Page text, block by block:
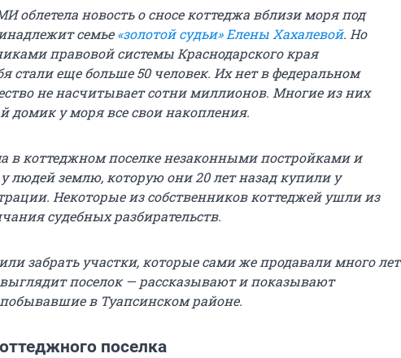
облетела новость о сносе коттеджа вблизи моря под
семье«золотой судьи» Елены Хахалевой. Но
правовой системы Краснодарского края
стали еще больше 50 человек. Их нет в федеральном
не насчитывает сотни миллионов. Многие из них
домик у моря все свои накопления.
в коттеджном поселке незаконными постройками и
людей землю, которую они 20 лет назад купили у
Некоторые из собственников коттеджей ушли из
судебных разбирательств.
забрать участки, которые сами же продавали много лет
выглядит поселок — рассказывают и показывают
в Туапсинском районе.
поселка